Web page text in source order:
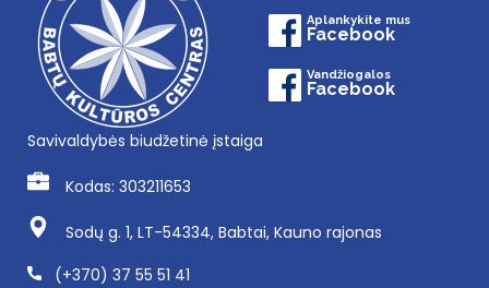
Aplankykite mus
Facebook
Vandžiogalos
Facebook
Savivaldybės biudžetinė įstaiga
Kodas: 303211653
Sodų g. 1, LT-54334, Babtai, Kauno rajonas
(+370) 37 55 51 41